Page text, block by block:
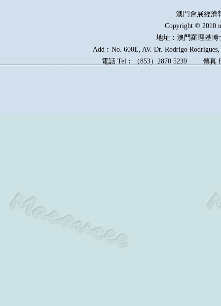
澳門會展經
Copyright © 2010
地址︰澳門羅理基博
Add︰No. 600E, AV. Dr. Rodrigo
電話 Tel︰（853）2870 5239傳真